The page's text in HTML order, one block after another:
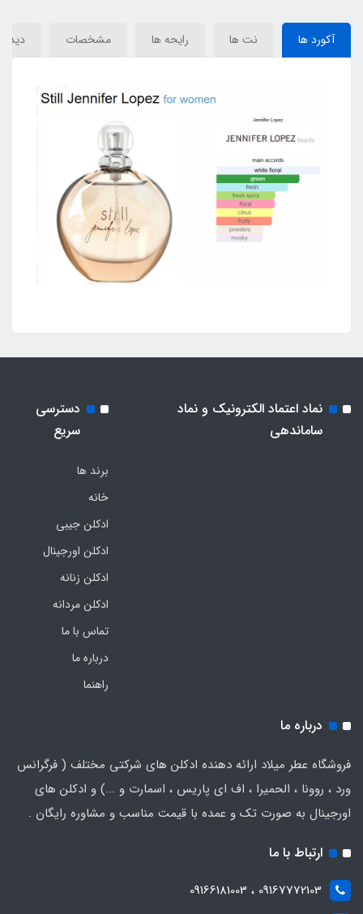
آکورد ها نت ها رایحه ها مشخصات
نماد اعتماد الکترونیک و نماد
ساماندهی
دسترسی
سریع
برند ها
خانه
ادکلن جیبی
ادکلن اورجینال
ادکلن زنانه
ادکلن مردانه
تماس با ما
درباره ما
راهنما
درباره ما
فروشگاه عطر میلاد ارائه دهنده ادکلن های شرکتی مختلف ( فرگرانس
ورد ، روونا ، الحمیرا ، اف ای پاریس ، اسمارت و ...) و ادکلن های
اورجینال به صورت تک و عمده با قیمت مناسب و مشاوره رایگان .
ارتباط با ما
09167772103 ، 09166181003